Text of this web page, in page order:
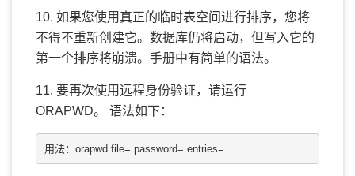
10. 如果您使用真正的临时表空间进行排序，您将
不得不重新创建它。数据库仍将启动，但写入它的
第一个排序将崩溃。手册中有简单的语法。
11. 要再次使用远程身份验证，请运行
ORAPWD。 语法如下：
用法：orapwd file= password= entries=